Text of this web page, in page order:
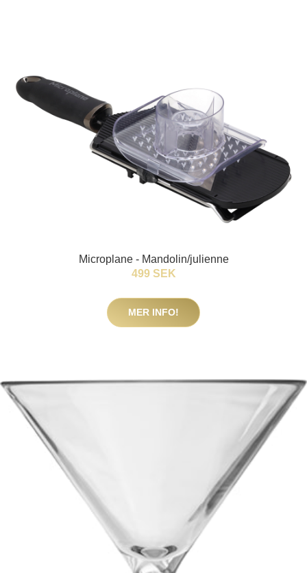
Microplane - Mandolin/julienne
499 SEK
MER INFO!